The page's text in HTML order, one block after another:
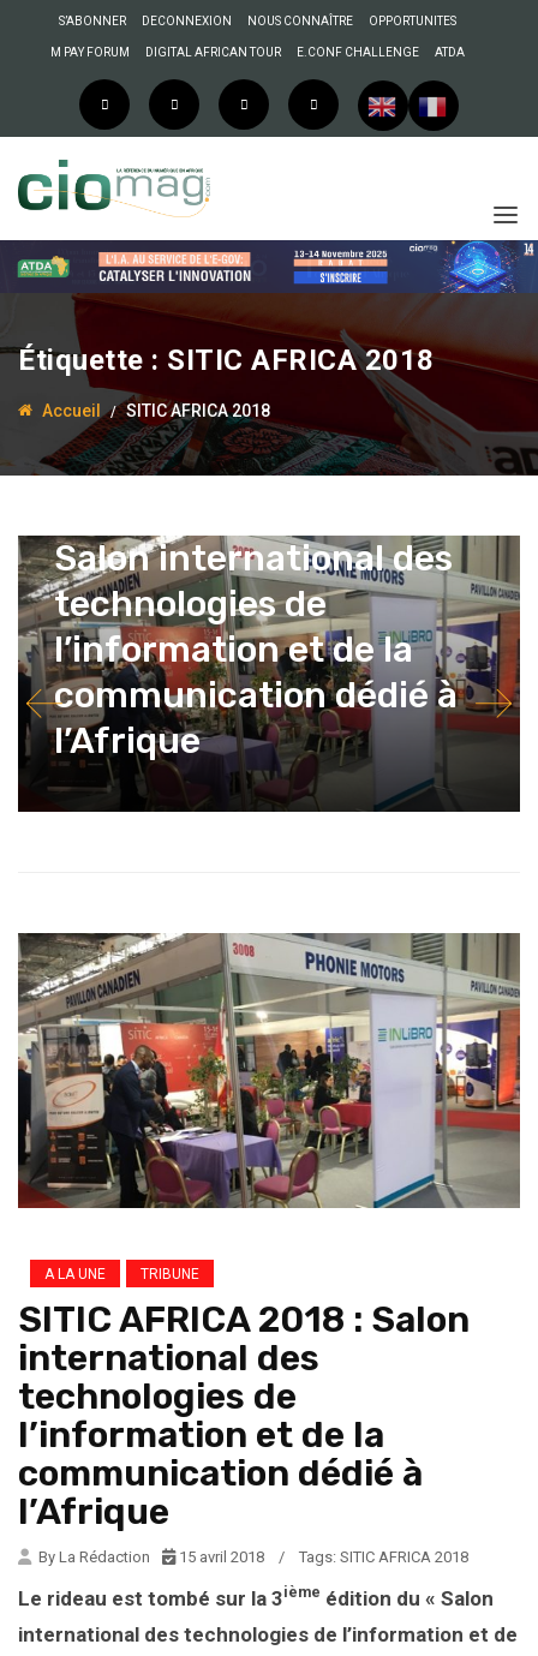
S’ABONNER DECONNEXION NOUS CONNAÎTRE OPPORTUNITES
M PAY FORUM DIGITAL AFRICAN TOUR E.CONF CHALLENGE ATDA
Étiquette : SITIC AFRICA 2018
Accueil SITIC AFRICA 2018
15 avril 2018 La Rédaction
Salon international des
technologies de
l’information et de la
communication dédié à
l’Afrique
A LA UNE TRIBUNE
SITIC AFRICA 2018 : Salon
international des
technologies de
l’information et de la
communication dédié à
l’Afrique
By La Rédaction 15 avril 2018 / Tags: SITIC AFRICA 2018
Le rideau est tombé sur la 3ième édition du « Salon
international des technologies de l’information et de